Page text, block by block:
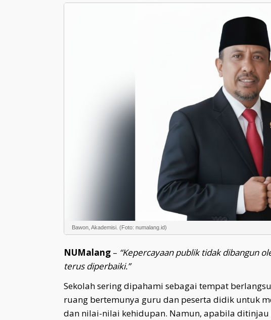
Bawon, Akademisi. (Foto: numalang.id)
NUMalang – “Kepercayaan publik tidak dibangun
terus diperbaiki.”
Sekolah sering dipahami sebagai tempat
ruang bertemunya guru dan peserta didik untuk
dan nilai-nilai kehidupan. Namun, apabila ditinjau